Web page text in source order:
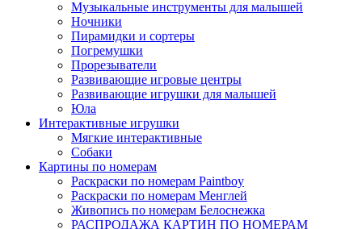
Музыкальные инструменты для малышей
Ночники
Пирамидки и сортеры
Погремушки
Прорезыватели
Развивающие игровые центры
Развивающие игрушки для малышей
Юла
Интерактивные игрушки
Мягкие интерактивные
Собаки
Картины по номерам
Раскраски по номерам Paintboy
Раскраски по номерам Менглей
Живопись по номерам Белоснежка
РАСПРОДАЖА КАРТИН ПО НОМЕРАМ